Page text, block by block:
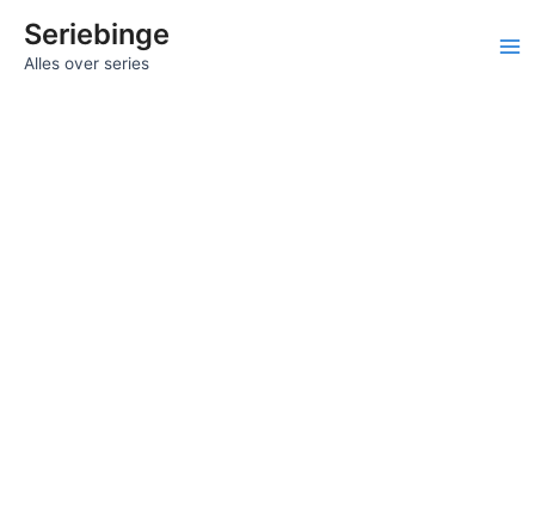
naarSeriebinge
Alles over series